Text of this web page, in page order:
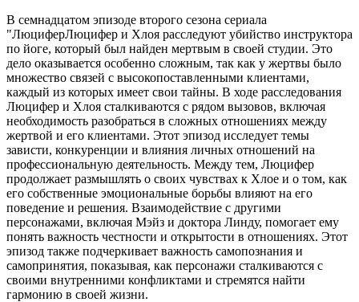
В семнадцатом эпизоде второго сезона сериала
"ЛюциферЛюцифер и Хлоя расследуют убийство инструктора
по йоге, который был найден мертвым в своей студии. Это
дело оказывается особенно сложным, так как у жертвы было
множество связей с высокопоставленными клиентами,
каждый из которых имеет свои тайны. В ходе расследования
Люцифер и Хлоя сталкиваются с рядом вызовов, включая
необходимость разобраться в сложных отношениях между
жертвой и его клиентами. Этот эпизод исследует темы
зависти, конкуренции и влияния личных отношений на
профессиональную деятельность. Между тем, Люцифер
продолжает размышлять о своих чувствах к Хлое и о том, как
его собственные эмоциональные борьбы влияют на его
поведение и решения. Взаимодействие с другими
персонажами, включая Мэйз и доктора Линду, помогает ему
понять важность честности и открытости в отношениях. Этот
эпизод также подчеркивает важность самопознания и
самопринятия, показывая, как персонажи сталкиваются с
своими внутренними конфликтами и стремятся найти
гармонию в своей жизни.